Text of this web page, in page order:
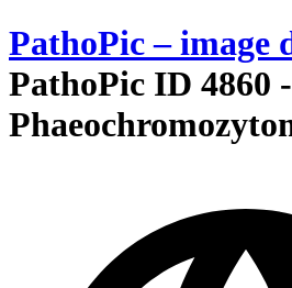
PathoPic – image
PathoPic ID 4860 -